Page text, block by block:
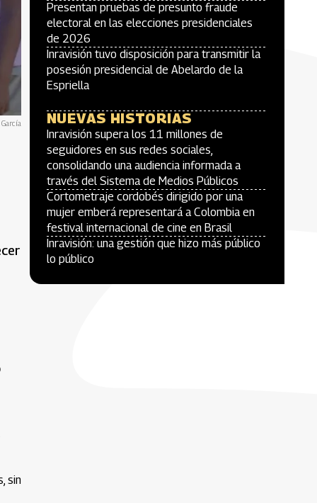
sin
Presentan pruebas de presunto fraude
electoral en las elecciones presidenciales
de 2026
Inravisión tuvo disposición para transmitir la
posesión presidencial de Abelardo de la
Espriella
NUEVAS HISTORIAS
Inravisión supera los 11 millones de
seguidores en sus redes sociales,
consolidando una audiencia informada a
través del Sistema de Medios Públicos
Cortometraje cordobés dirigido por una
mujer emberá representará a Colombia en
festival internacional de cine en Brasil
Inravisión: una gestión que hizo más público
lo público